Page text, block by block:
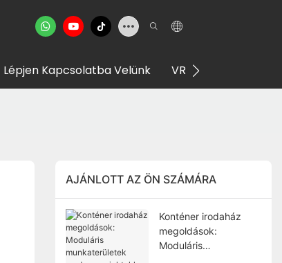
Lépjen Kapcsolatba Velünk VR Bemutatóterem
AJÁNLOTT AZ ÖN SZÁMÁRA
Konténer irodaház
megoldások:
Moduláris